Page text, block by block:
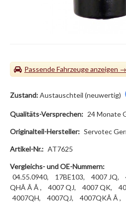
Passende Fahrzeuge
Zustand:Austauschteil (neuwertig)
Qualitäts-Versprechen: 24 Monate
Originalteil-Hersteller: Servotec
Artikel-Nr.: AT7625
Vergleichs- und OE-Nummern:
04.55.0940,
17BE103, 4007 JQ,
QHÂ Â Â ,
4007 QJ, 4007 QK,
4007QH,
4007QJ, 4007QKÂ Â ,